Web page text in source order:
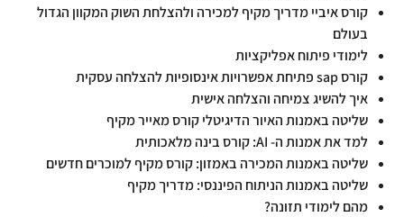
קורס איביי מדריך מקיף למכירה ולהצלחת השוק המקוון הגדול
בעולם
לימודי פיתוח אפליקציות
קורס sap פתיחת אפשרויות אינסופיות להצלחה עסקית
איך להשיג צמיחה והצלחה אישית
שליטה באמנות האיור הדיגיטלי קורס מאייר מקיף
למד את אמנות ה- AI: קורס בינה מלאכותית
שליטה באמנות המכירה באמזון: קורס מקיף למוכרים חדשים
שליטה באמנות הניתוח הפיננסי: מדריך מקיף
מהם לימודי תזונה?